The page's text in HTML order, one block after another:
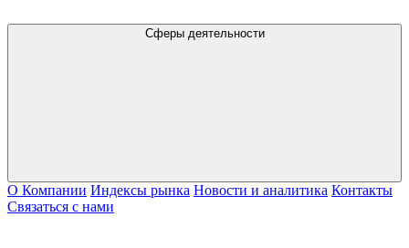
Сферы деятельности
О Компании Индексы рынка Новости и аналитика Контакты
Связаться с нами